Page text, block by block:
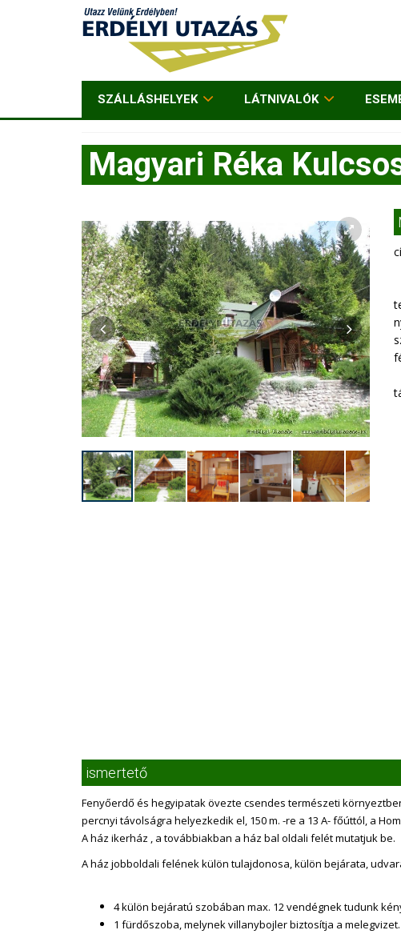
SZÁLLÁSHELYEK LÁTNIVALÓK
Magyari Réka
ismertető
Fenyőerdő és hegyipatak övezte csendes természeti
percnyi távolságra helyezkedik el, 150 m. -re a 13 A- főúttól, a
A ház ikerház , a továbbiakban a ház bal oldali felét mutatjuk be.
A ház jobboldali felének külön tulajdonosa, külön bejárata,
4 külön bejáratú szobában max. 12 vendégnek tudunk
1 fürdőszoba, melynek villanybojler biztosítja a melegvizet.